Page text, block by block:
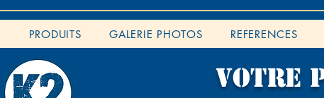
PRODUITS GALERIE PHOTOS REFERENCES
VOTRE